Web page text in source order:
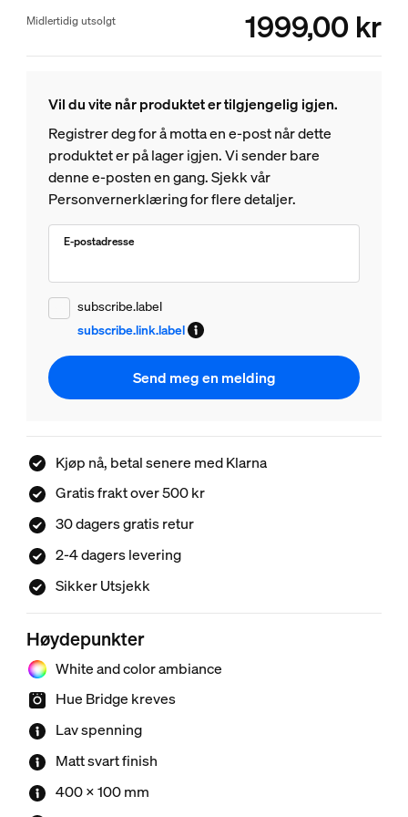
Midlertidig utsolgt product.with.1999,00 kr
1999,00 kr
Vil du vite når produktet er tilgjengelig igjen.
Registrer deg for å motta en e-post når dette
produktet er på lager igjen. Vi sender bare
denne e-posten en gang. Sjekk vår
Personvernerklæring for flere detaljer.
E-postadresse
subscribe.label
subscribe.link.label
Send meg en melding
Kjøp nå, betal senere med Klarna
Gratis frakt over 500 kr
30 dagers gratis retur
2-4 dagers levering
Sikker Utsjekk
Høydepunkter
White and color ambiance
Hue Bridge kreves
Lav spenning
Matt svart finish
400 x 100 mm